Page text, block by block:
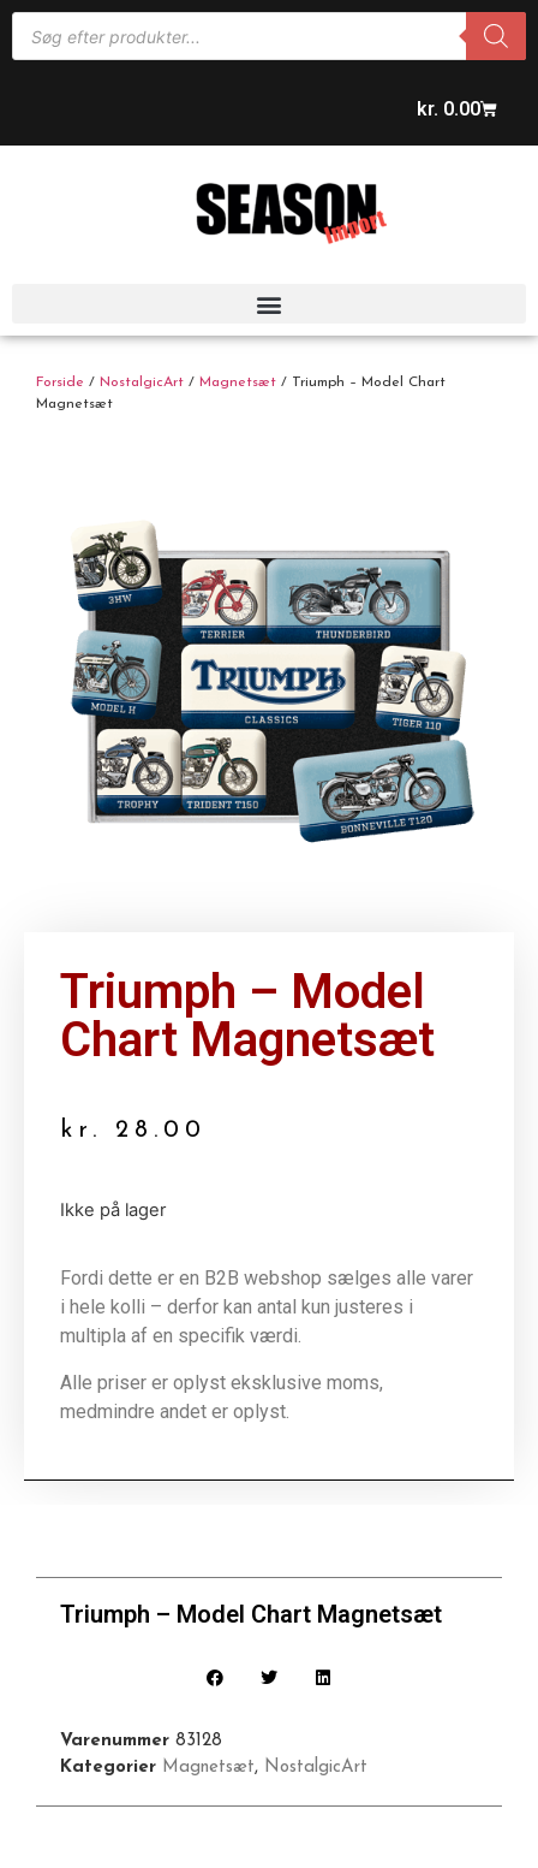
kr. 0.00
Forside / NostalgicArt / Magnetsæt / Triumph – Model Chart
Magnetsæt
Triumph – Model
Chart Magnetsæt
kr. 28.00
Ikke på lager
Fordi dette er en B2B webshop sælges alle varer
i hele kolli – derfor kan antal kun justeres i
multipla af en specifik værdi.
Alle priser er oplyst eksklusive moms,
medmindre andet er oplyst.
Triumph – Model Chart Magnetsæt
Varenummer 83128
Kategorier Magnetsæt, NostalgicArt